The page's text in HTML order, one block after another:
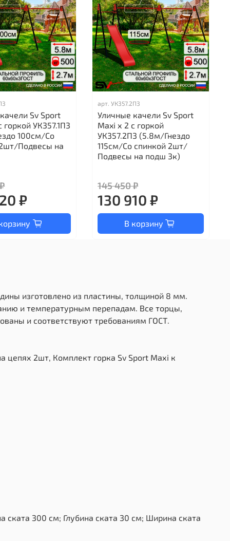
Sv Sport
горкой УК357.1П3
100см/Со
Подвесы на
₽
арт.УК357.2П3
Уличные качели Sv Sport
Maxi х 2 с горкой
УК357.2П3 (5.8м/Гнездо
115см/Со спинкой 2шт/
Подвесы на подш 3к)
145 450 ₽
130 910 ₽
В корзину
изготовлено из пластины, толщиной 8 мм.
и температурным перепадам. Все торцы,
и соответствуют требованиям ГОСТ.
цепях 2шт, Комплект горка Sv Sport Махi к
ската 300 см; Глубина ската 30 см; Ширина ската